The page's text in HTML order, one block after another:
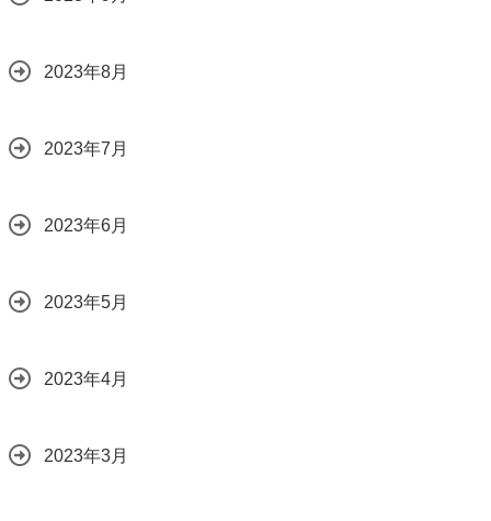
2023年8月
2023年7月
2023年6月
2023年5月
2023年4月
2023年3月